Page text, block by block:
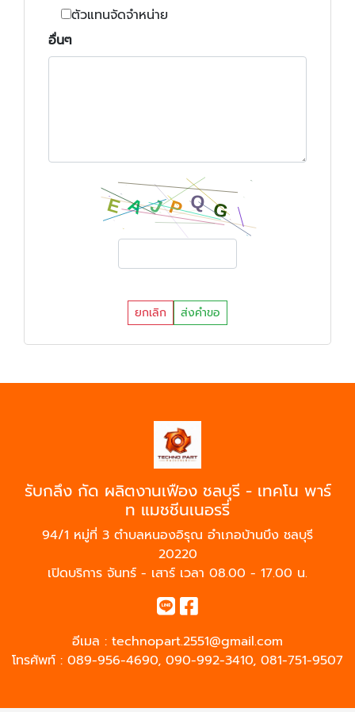
ตัวแทนจัดจำหน่าย
อื่นๆ
ยกเลิก ส่งคำขอ
รับกลึง กัด ผลิตงานเฟือง ชลบุรี - เทคโน พาร์
ท แมชชีนเนอรรี่
94/1 หมู่ที่ 3 ตำบลหนองอิรุณ อำเภอบ้านบึง ชลบุรี
20220
เปิดบริการ จันทร์ - เสาร์ เวลา 08.00 - 17.00 น.
อีเมล : technopart.2551@gmail.com
โทรศัพท์ : 089-956-4690, 090-992-3410, 081-751-9507